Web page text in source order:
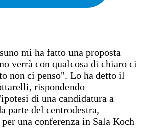
mi ha fatto una proposta
verrà con qualcosa di chiaro ci
non ci penso". Lo ha detto il
rispondendo
di una candidatura a
parte del centrodestra,
una conferenza in Sala Koch